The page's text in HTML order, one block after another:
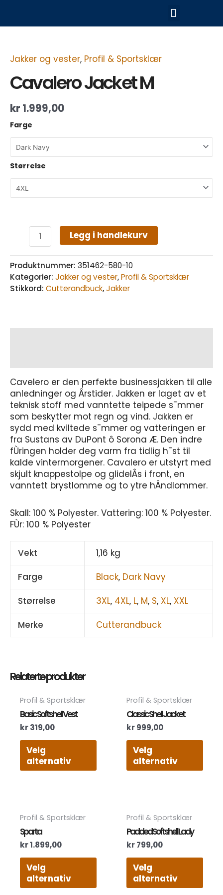
til
Meny
Jakker og vester, Profil & Sportsklær
Cavalero Jacket M
kr 1.999,00
Farge
Størrelse
antall
Legg i handlekurv
Produktnummer: 351462-580-10
Kategorier: Jakker og vester,Profil & Sportsklær
Stikkord: Cutterandbuck,Jakker
Cavelero er den perfekte businessjakken til alle
anledninger og Ârstider. Jakken er laget av et
teknisk stoff med vanntette teipede s¯mmer
som beskytter mot regn og vind. Jakken er
sydd med kviltede s¯mmer og vatteringen er
fra Sustans av DuPont ô Sorona Æ. Den indre
fÙringen holder deg varm fra tidlig h¯st til
kalde vintermorgener. Cavalero er utstyrt med
skjult knappestolpe og glidelÂs i front, en
vanntett brystlomme og to ytre hÂndlommer.
Skall: 100 % Polyester. Vattering: 100 % Polyester.
FÙr: 100 % Polyester
Vekt
1,16 kg
Farge
Black, Dark Navy
Størrelse
3XL, 4XL, L, M, S, XL, XXL
Merke
Cutterandbuck
Relaterte produkter
Profil & Sportsklær
Basic Softshell Vest
kr319,00
Velg
alternativ
produktet
varianter.
Alternativene
velges
Profil & Sportsklær
Classic Shell Jacket
kr999,00
Velg
alternativ
Profil & Sportsklær
Sparta
kr1.899,00
Velg
alternativ
produktet
varianter.
Alternativene
velges
Profil & Sportsklær
Padded Softshell Lady
kr799,00
Velg
alternativ